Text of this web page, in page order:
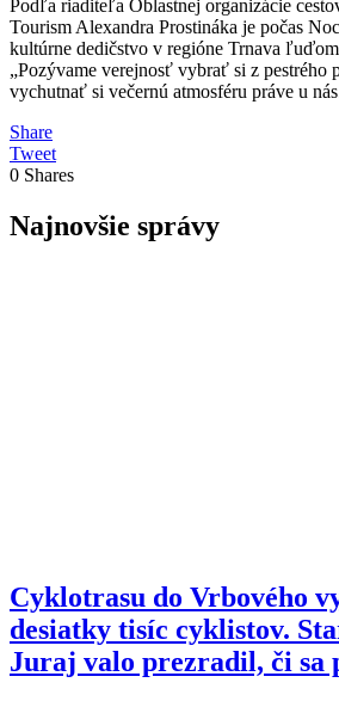
Podľa riaditeľa Oblastnej organizácie
Tourism Alexandra Prostináka je počas
kultúrne dedičstvo v regióne Trnava ľuďom
„Pozývame verejnosť vybrať si z pestrého
vychutnať si večernú atmosféru práve u
Share
Tweet
0 Shares
Najnovšie správy
Cyklotrasu do Vrbového
desiatky tisíc cyklistov.
Juraj valo prezradil, či sa